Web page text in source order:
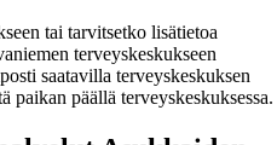
tai tarvitsetko lisätietoa
terveyskeskukseen
saatavilla terveyskeskuksen
päällä terveyskeskuksessa.